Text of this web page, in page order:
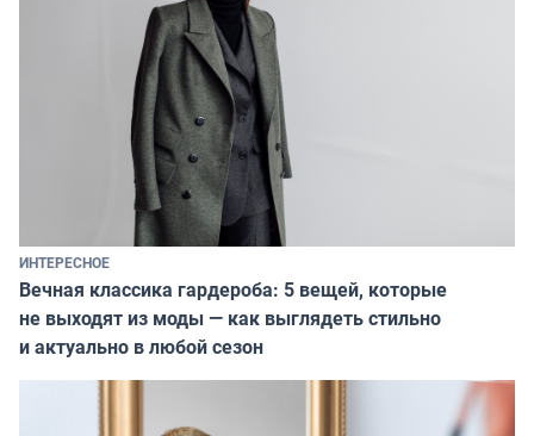
ИНТЕРЕСНОЕ
Вечная классика гардероба: 5 вещей, которые
не выходят из моды — как выглядеть стильно
и актуально в любой сезон